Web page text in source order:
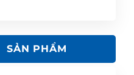
SẢN PHẨM